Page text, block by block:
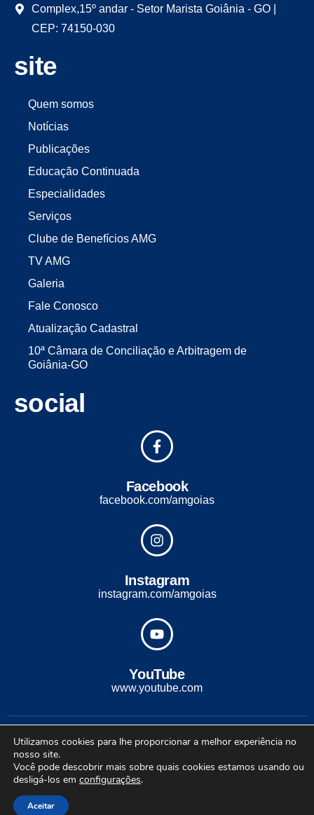
Complex,15º andar - Setor Marista Goiânia - GO |
CEP: 74150-030
site
Quem somos
Notícias
Publicações
Educação Continuada
Especialidades
Serviços
Clube de Benefícios AMG
TV AMG
Galeria
Fale Conosco
Atualização Cadastral
10ª Câmara de Conciliação e Arbitragem de
Goiânia-GO
social
Facebook
facebook.com/amgoias
Instagram
instagram.com/amgoias
YouTube
www.youtube.com
Conexão Soluções Corporativas
Utilizamos cookies para lhe proporcionar a melhor experiência no
nosso site.
Você pode descobrir mais sobre quais cookies estamos usando ou
desligá-los em configurações.
Aceitar